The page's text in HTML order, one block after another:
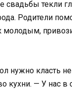
текли
Родители
молодым,
нужно класть
кухни. — У нас в